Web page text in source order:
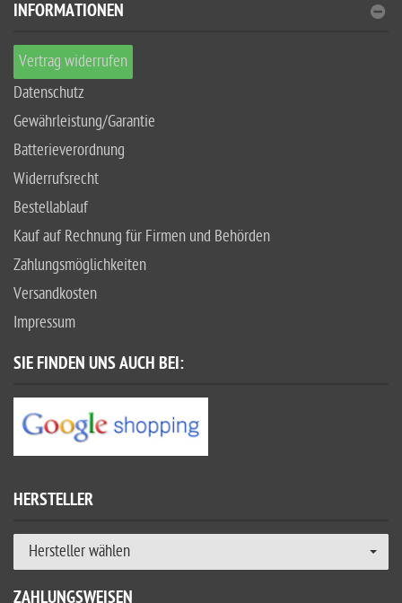
INFORMATIONEN
Vertrag widerrufen
Datenschutz
Gewährleistung/Garantie
Batterieverordnung
Widerrufsrecht
Bestellablauf
Kauf auf Rechnung für Firmen und Behörden
Zahlungsmöglichkeiten
Versandkosten
Impressum
SIE FINDEN UNS AUCH BEI:
HERSTELLER
Hersteller wählen